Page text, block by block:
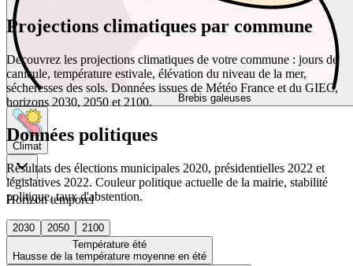
Brebis galeuses
Climat
Horizon temporel
2030 2050
2100
Température été
Hausse de la température moyenne en été
Projections climatiques par commune
Découvrez les projections climatiques de votre commune : jours de
canicule, température estivale, élévation du niveau de la mer,
sécheresses des sols. Données issues de Météo France et du GIEC,
horizons 2030, 2050 et 2100.
Données politiques
Résultats des élections municipales 2020, présidentielles 2022 et
législatives 2022. Couleur politique actuelle de la mairie, stabilité
politique, taux d'abstention.